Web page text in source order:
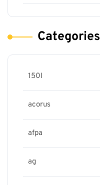
Categories
150l
acorus
afpa
ag